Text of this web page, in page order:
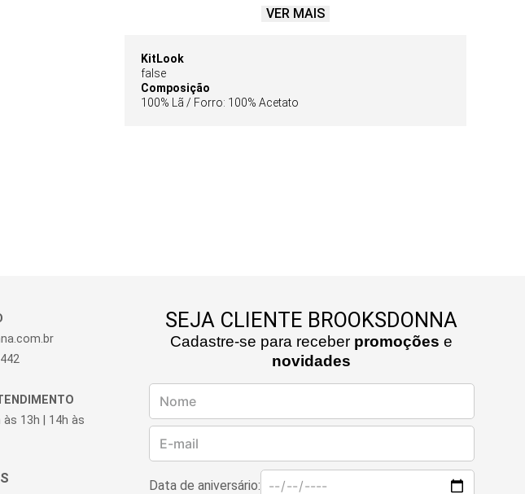
elegância e personalidade. Acompanha faixa do próprio
tecido, permitindo diferentes formas de uso e valorizando a
Com modelagem alongada e caimento estruturado,
proporciona presença e sofisticação sem abrir mão do
conforto. Confeccionado em 100% lã camurça, destaca-se
pelo toque macio, acabamento nobre e excelente conforto
elegância.
VER MAIS
KitLook
false
Composição
100% Lã / Forro: 100% Acetato
às 13h | 14h às
SEJA CLIENTE BROOKSDONNA
Cadastre-se para receber promoções e
novidades
Data de aniversário: